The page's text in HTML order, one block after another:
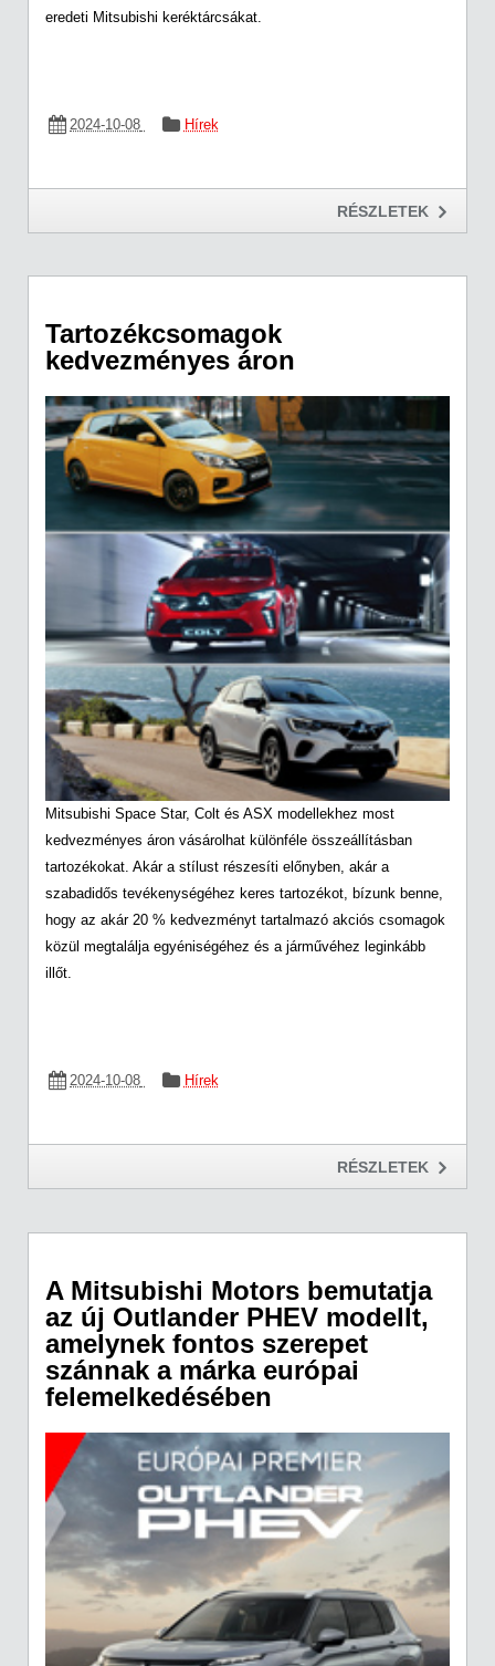
eredeti Mitsubishi keréktárcsákat.
2024-10-08 Hírek
RÉSZLETEK
Tartozékcsomagok
kedvezményes áron
Mitsubishi Space Star, Colt és ASX modellekhez most
kedvezményes áron vásárolhat különféle összeállításban
tartozékokat. Akár a stílust részesíti előnyben, akár a
szabadidős tevékenységéhez keres tartozékot, bízunk benne,
hogy az akár 20 % kedvezményt tartalmazó akciós csomagok
közül megtalálja egyéniségéhez és a járművéhez leginkább
illőt.
2024-10-08 Hírek
RÉSZLETEK
A Mitsubishi Motors bemutatja
az új Outlander PHEV modellt,
amelynek fontos szerepet
szánnak a márka európai
felemelkedésében